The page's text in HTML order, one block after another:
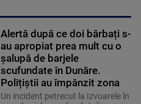
Alertă după ce doi bărbați s-
au apropiat prea mult cu o
șalupă de barjele
scufundate în Dunăre.
Polițiștii au împânzit zona
Un incident petrecut la Izvoarele în